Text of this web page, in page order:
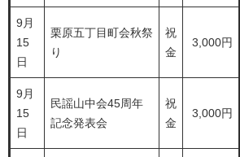
9月
15
日
栗原五丁目町会秋祭
り
祝
金
3,000円
9月
15
日
民謡山中会45周年
記念発表会
祝
金
3,000円